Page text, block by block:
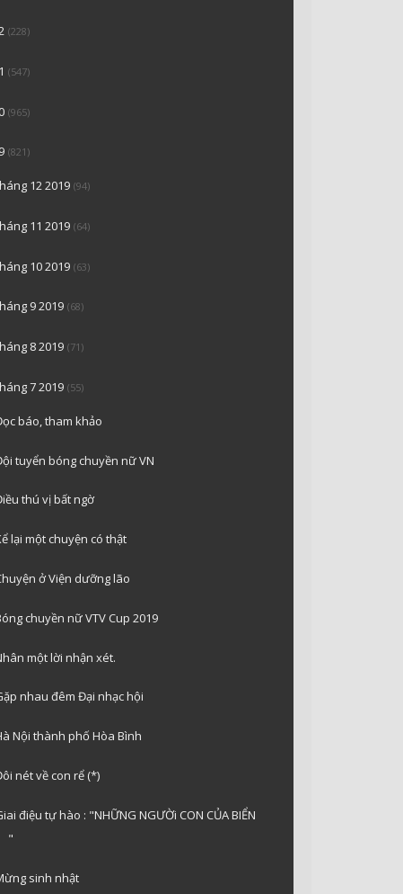
(228)
(547)
(965)
(821)
12 2019 (94)
11 2019 (64)
10 2019 (63)
9 2019 (68)
8 2019 (71)
7 2019 (55)
báo, tham khảo
tuyển bóng chuyền nữ VN
thú vị bất ngờ
lại một chuyện có thật
ở Viện dưỡng lão
chuyền nữ VTV Cup 2019
một lời nhận xét.
nhau đêm Đại nhạc hội
Nội thành phố Hòa Bình
nét về con rể (*)
điệu tự hào : "NHỮNG NGƯỜi CON CỦA BIỂN
"
sinh nhật